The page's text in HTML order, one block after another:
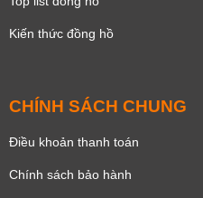
Kiến thức đồng hồ
CHÍNH SÁCH CHUNG
Điều khoản thanh toán
Chính sách bảo hành